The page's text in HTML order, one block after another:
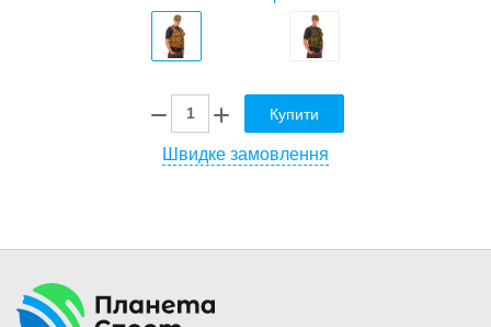
Купити
Швидке замовлення